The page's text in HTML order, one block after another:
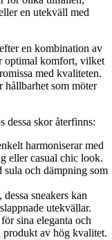
en utekväll med
en kombination av
optimal komfort, vilket
med kvaliteten.
hållbarhet som möter
dessa skor återfinns:
harmoniserar med
eller casual chic look.
sula och dämpning som
sneakers kan
utekvällar.
sina eleganta och
produkt av hög kvalitet.